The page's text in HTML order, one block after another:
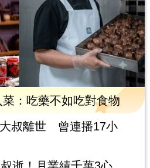
：吃藥不如吃對食物
叔離世 曾連播17小